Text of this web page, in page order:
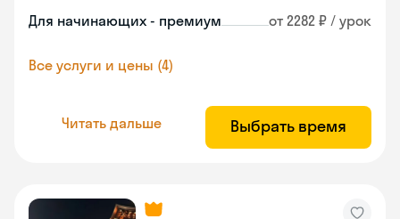
Для начинающих - премиум от 2282 ₽ / урок
Все услуги и цены (4)
Читать дальше Выбрать время